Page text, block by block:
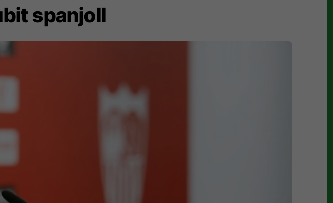
spanjoll